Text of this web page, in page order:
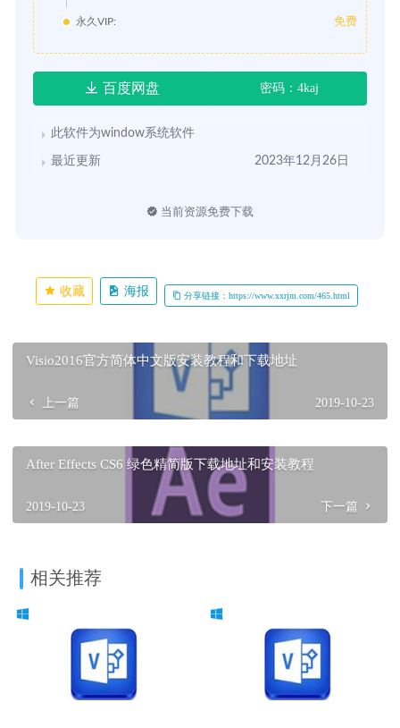
永久VIP: 免费
百度网盘 密码：4kaj
此软件为window系统软件
最近更新 2023年12月26日
当前资源免费下载
收藏 海报 分享链接：https://www.xxrjm.com/465.html
Visio2016官方简体中文版安装教程和下载地址
上一篇 2019-10-23
After Effects CS6 绿色精简版下载地址和安装教程
2019-10-23 下一篇
相关推荐